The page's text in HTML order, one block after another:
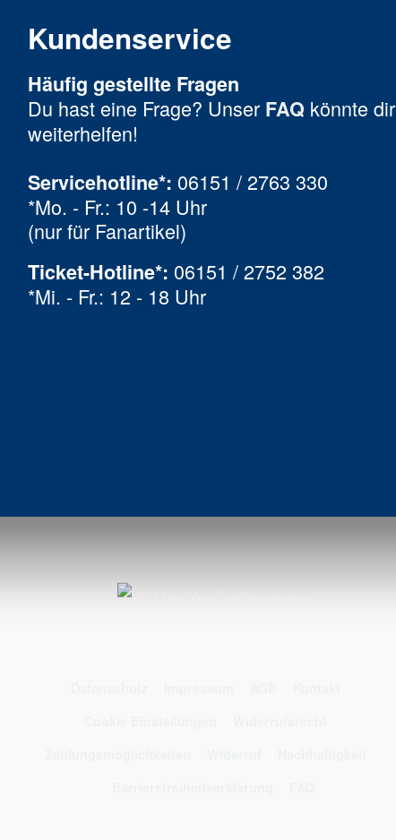
Kundenservice
Häufig gestellte Fragen
Du hast eine Frage? Unser FAQ könnte dir
weiterhelfen!
Servicehotline*: 06151 / 2763 330
*Mo. - Fr.: 10 -14 Uhr
(nur für Fanartikel)
Ticket-Hotline*: 06151 / 2752 382
*Mi. - Fr.: 12 - 18 Uhr